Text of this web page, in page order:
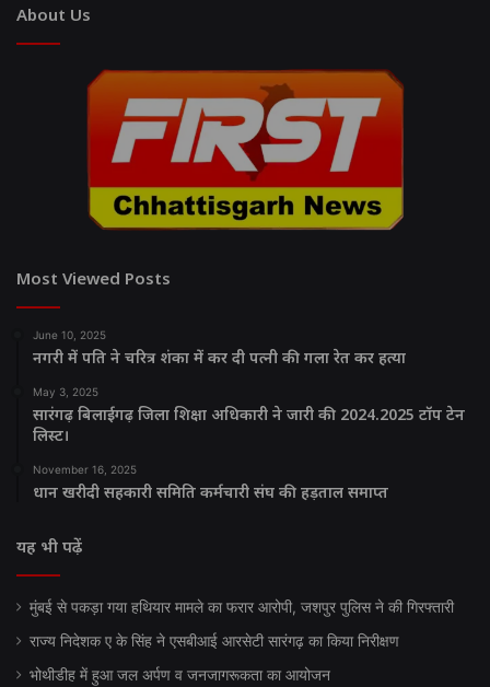
About Us
Most Viewed Posts
June 10, 2025
नगरी में पति ने चरित्र शंका में कर दी पत्नी की गला रेत कर हत्या
May 3, 2025
सारंगढ़ बिलाईगढ़ जिला शिक्षा अधिकारी ने जारी की 2024.2025 टॉप टेन
लिस्ट।
November 16, 2025
धान खरीदी सहकारी समिति कर्मचारी संघ की हड़ताल समाप्त
यह भी पढ़ें
मुंबई से पकड़ा गया हथियार मामले का फरार आरोपी, जशपुर पुलिस ने की गिरफ्तारी
राज्य निदेशक ए के सिंह ने एसबीआई आरसेटी सारंगढ़ का किया निरीक्षण
भोथीडीह में हुआ जल अर्पण व जनजागरूकता का आयोजन